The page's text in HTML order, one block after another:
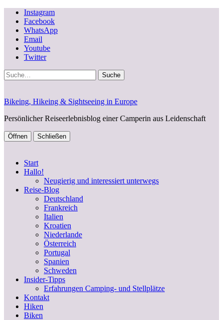
Instagram
Facebook
WhatsApp
Email
Youtube
Twitter
Suche
Bikeing, Hikeing & Sightseeing in Europe
Persönlicher Reiseerlebnisblog einer Camperin aus Leidenschaft
Öffnen Schließen
Start
Hallo!
Neugierig und interessiert unterwegs
Reise-Blog
Deutschland
Frankreich
Italien
Kroatien
Niederlande
Österreich
Portugal
Spanien
Schweden
Insider-Tipps
Erfahrungen Camping- und Stellplätze
Kontakt
Hiken
Biken